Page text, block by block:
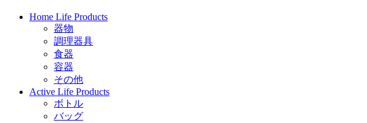
Home Life Products
器物
調理器具
食器
容器
その他
Active Life Products
ボトル
バッグ